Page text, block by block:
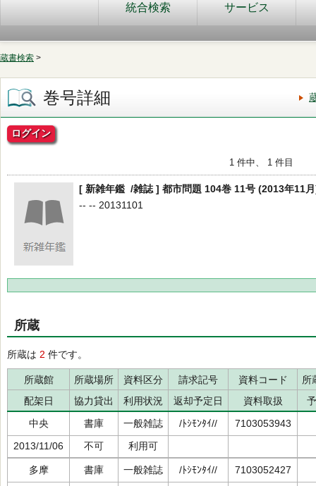
統合検索
サービス
蔵書検索 >
巻号詳細
ログイン
1 件中、 1 件目
[ 新雑年鑑 /雑誌 ] 都市問題 104巻 11号 (2013年11
-- -- 20131101
所蔵
所蔵は 2 件です。
所蔵館 所蔵場所 資料区分 請求記号 資料コード
所
配架日
協力貸出 利用状況 返却予定日 資料取扱
中央
書庫 一般雑誌 /ﾄｼﾓﾝﾀｲ//
7103053943
2013/11/06
不可 利用可
多摩 書庫 一般雑誌 /ﾄｼﾓﾝﾀｲ//
7103052427